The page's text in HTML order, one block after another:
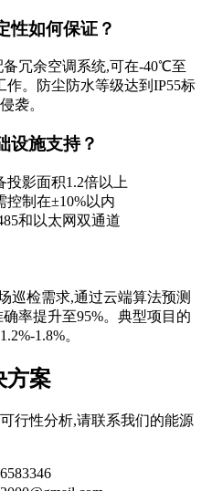
性如何保证？
冗余空调系统,可在-40℃至
。防尘防水等级达到IP55标
袭。
设施支持？
影面积1.2倍以上
控制在±10%以内
和以太网双通道
巡检需求,通过云端算法预测
率提升至95%。典型项目的
1.8%。
方案
行性分析,请联系我们的能源